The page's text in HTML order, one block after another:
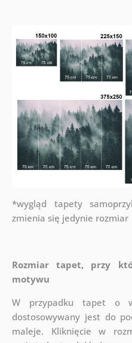
*wygląd tapety
zmienia się jedynie rozmiar
Rozmiar tapet, przy
motywu
W przypadku tapet o
dostosowywany jest do
maleje. Kliknięcie w